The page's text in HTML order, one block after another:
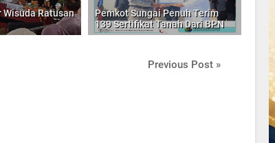
Wisuda Ratusan
Pemkot Sungai Penuh Terim
139 Sertifikat Tanah Dari BPN
Previous Post »